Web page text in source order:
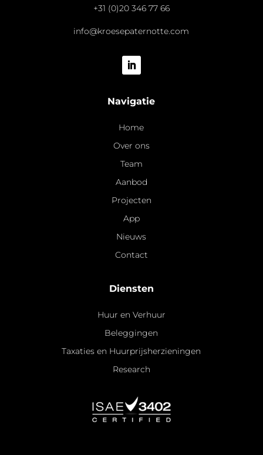
+31 (0)20 346 77 66
info@kroesepaternotte.com
Navigatie
Home
Over ons
Team
Aanbod
Projecten
App
Nieuws
Contact
Diensten
Huur en Verhuur
Beleggingen
Taxaties en Huurprijsherzieningen
Research